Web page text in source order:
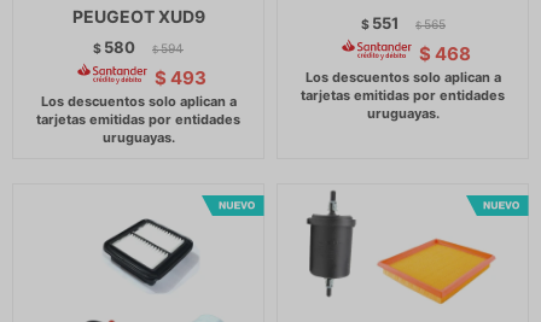
PEUGEOT XUD9
$ 580 $ 594
$ 493
$ 551 $ 565
$ 468